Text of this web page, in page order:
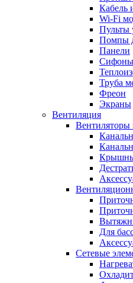
Кабель
Wi-Fi
Пульты
Помпы
Панели
Сифоны
Труба
Фреон
Экраны
Вентиляция
Для
Сетевые